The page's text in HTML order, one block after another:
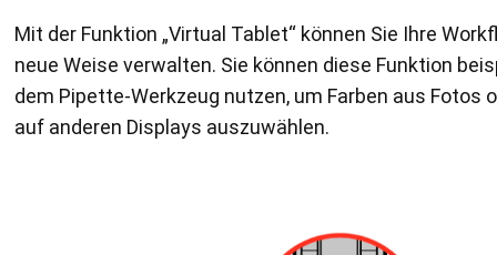
Mit der Funktion „Virtual Tablet“ können Sie Ihre
neue Weise verwalten. Sie können diese Funktion
dem Pipette-Werkzeug nutzen, um Farben aus Fotos
auf anderen Displays auszuwählen.